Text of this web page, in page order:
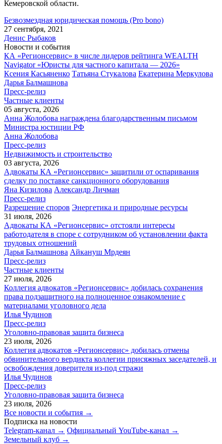
Кемеровской области.
Безвозмездная юридическая помощь (Pro bono)
27 сентября, 2021
Денис Рыбаков
Новости и события
КА «Регионсервис» в числе лидеров рейтинга WEALTH
Navigator «Юристы для частного капитала — 2026»
Ксения Касьяненко Татьяна Стукалова Екатерина Меркулова
Дарья Балмашнова
Пресс-релиз
Частные клиенты
05 августа, 2026
Анна Жолобова награждена благодарственным письмом
Министра юстиции РФ
Анна Жолобова
Пресс-релиз
Недвижимость и строительство
03 августа, 2026
Адвокаты КА «Регионсервис» защитили от оспаривания
сделку по поставке санкционного оборудования
Яна Кизилова Александр Личман
Пресс-релиз
Разрешение споров Энергетика и природные ресурсы
31 июля, 2026
Адвокаты КА «Регионсервис» отстояли интересы
работодателя в споре с сотрудником об установлении факта
трудовых отношений
Дарья Балмашнова Айкануш Мрдеян
Пресс-релиз
Частные клиенты
27 июля, 2026
Коллегия адвокатов «Регионсервис» добилась сохранения
права подзащитного на полноценное ознакомление с
материалами уголовного дела
Илья Чудинов
Пресс-релиз
Уголовно-правовая защита бизнеса
23 июля, 2026
Коллегия адвокатов «Регионсервис» добилась отмены
обвинительного вердикта коллегии присяжных заседателей, и
освобождения доверителя из-под стражи
Илья Чудинов
Пресс-релиз
Уголовно-правовая защита бизнеса
23 июля, 2026
Все новости и события →
Подписка на новости
Telegram-канал → Официальный YouTube-канал →
Земельный клуб →